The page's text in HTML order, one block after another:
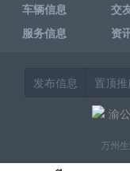
车辆信息
交
服务信息
资
发布信息 置顶推
渝
万州